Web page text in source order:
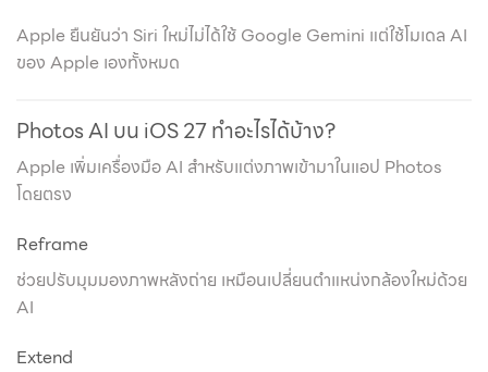
Apple ยืนยันว่า Siri ใหม่ไม่ได้ใช้ Google Gemini แต่ใช้โมเดล AI
ของ Apple เองทั้งหมด
Photos AI บน iOS 27 ทำอะไรได้บ้าง?
Apple เพิ่มเครื่องมือ AI สำหรับแต่งภาพเข้ามาในแอป Photos
โดยตรง
Reframe
ช่วยปรับมุมมองภาพหลังถ่าย เหมือนเปลี่ยนตำแหน่งกล้องใหม่ด้วย
AI
Extend